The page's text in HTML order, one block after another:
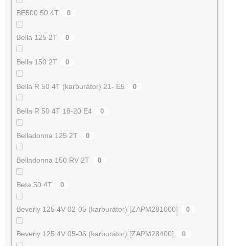
BE500 50 4T 0
Bella 125 2T 0
Bella 150 2T 0
Bella R 50 4T (karburátor) 21- E5 0
Bella R 50 4T 18-20 E4 0
Belladonna 125 2T 0
Belladonna 150 RV 2T 0
Beta 50 4T 0
Beverly 125 4V 02-05 (karburátor) [ZAPM281000] 0
Beverly 125 4V 05-06 (karburátor) [ZAPM28400] 0